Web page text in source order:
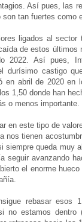
Así pues, las
son tan fuertes como
ligados al sector
de estos últimos
2022. Así pues,
durísimo castigo
en abril de 2020
1,50 donde han
o menos importante.
en este tipo de
nos tienen
siempre queda muy
seguir avanzando
el enorme
rebasar esos
no estamos